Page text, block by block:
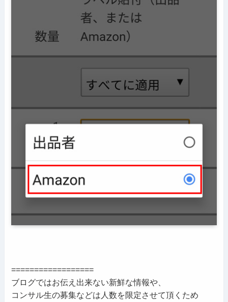
==================
ブログではお伝え出来ない新鮮な情報や、
コンサル生の募集などは人数を限定させて頂くため